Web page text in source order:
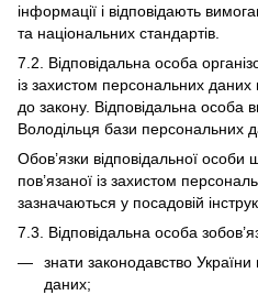
інформації і відповідають
та національних стандартів.
7.2. Відповідальна особа
із захистом персональних даних
до закону. Відповідальна особа
Володільця бази персональних
Обов’язки відповідальної особи
пов’язаної із захистом
зазначаються у посадовій
7.3. Відповідальна особа
знати законодавство
даних;